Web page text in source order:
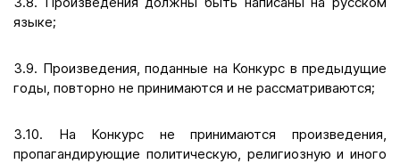
языке;
3.9. Произведения, поданные на Конкурс в предыдущие
годы, повторно не принимаются и не рассматриваются;
3.10. На Конкурс не принимаются произведения,
пропагандирующие политическую, религиозную и иного